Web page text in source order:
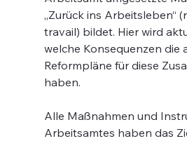
„Zurück ins Arbeitsleben“
travail) bildet. Hier wird
welche Konsequenzen die
Reformpläne für diese
haben.
Alle Maßnahmen und
Arbeitsamtes haben das